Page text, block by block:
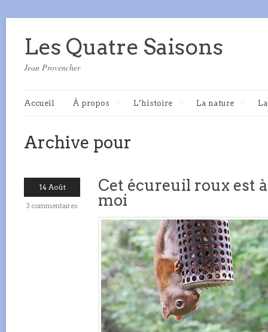
Les Quatre Saisons
Jean Provencher
Accueil À propos L’histoire La nature
Archive pour
14 Août
3 commentaires
Cet écureuil roux est
moi